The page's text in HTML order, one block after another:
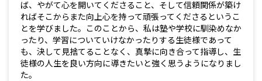
ば、やがて心を開いてくださること、そして信頼関係が築け
ればそこからまた向上心を持って頑張ってくださるというこ
とを学びました。このことから、私は塾や学校に馴染めなか
ったり、学習についていけなかったりする生徒様であって
も、決して見捨てることなく、真摯に向き合って指導し、生
徒様の人生を良い方向に導きたいと強く思うようになりまし
た。